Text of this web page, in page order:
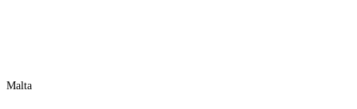
Malta